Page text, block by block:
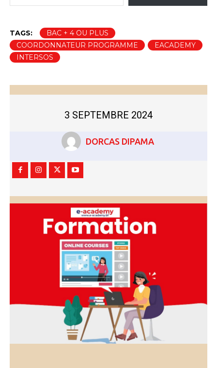
…
TAGS:
BAC + 4 OU PLUS
COORDONNATEUR PROGRAMME
EACADEMY
INTERSOS
3 SEPTEMBRE 2024
DORCAS DIPAMA